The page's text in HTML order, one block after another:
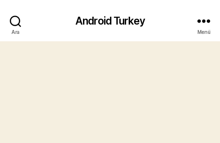
Ara
Android Turkey
Menü